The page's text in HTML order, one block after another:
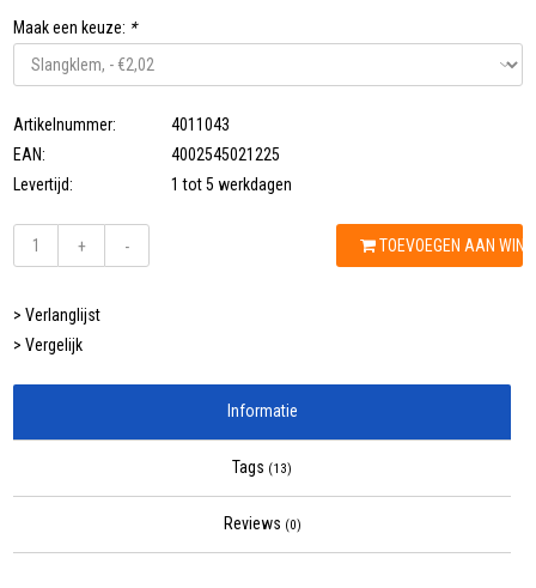
Maak een keuze: *
Artikelnummer:
4011043
EAN:
4002545021225
Levertijd:
1 tot 5 werkdagen
+ - TOEVOEGEN AAN
> Verlanglijst
> Vergelijk
Informatie
Tags (13)
Reviews (0)